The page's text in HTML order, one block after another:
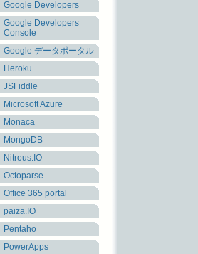
Google Developers
Google Developers
Console
Google データポータル
Heroku
JSFiddle
Microsoft Azure
Monaca
MongoDB
Nitrous.IO
Octoparse
Office 365 portal
paiza.IO
Pentaho
PowerApps